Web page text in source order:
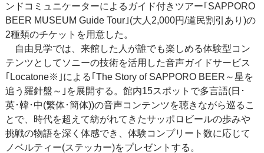
ンドコミュニケーターによるガイド付きツアー｢SAPPORO
BEER MUSEUM Guide Tour｣(大人2,000円/道民割引あり)の
2種類のチケットを用意した。
自由見学では、来館した人が誰でも楽しめる体験型コン
テンツとしてソニーの技術を活用した音声ガイドサービス
｢Locatone※｣による｢The Story of SAPPORO BEER～星を
追う羅針盤～｣を展開する。館内15スポットで多言語(日･
英･韓･中(繁体･簡体))の音声コンテンツを聴きながら巡るこ
とで、時代を超えて紡がれてきたサッポロビールの歩みや
挑戦の物語を深く体感でき、体験コンプリート数に応じて
ノベルティー(ステッカー)をプレゼントする。